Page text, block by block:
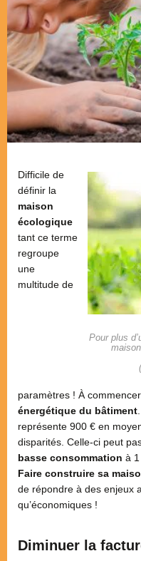
Pour plus
Difficile de
définir la
maison
écologique
tant ce terme
regroupe
une
multitude de
paramètres ! À
énergétique du bâtiment
représente 900 € en
disparités. Celle-ci peut
basse consommation à
Faire construire sa
de répondre à des enjeux
qu’économiques !
Diminuer la